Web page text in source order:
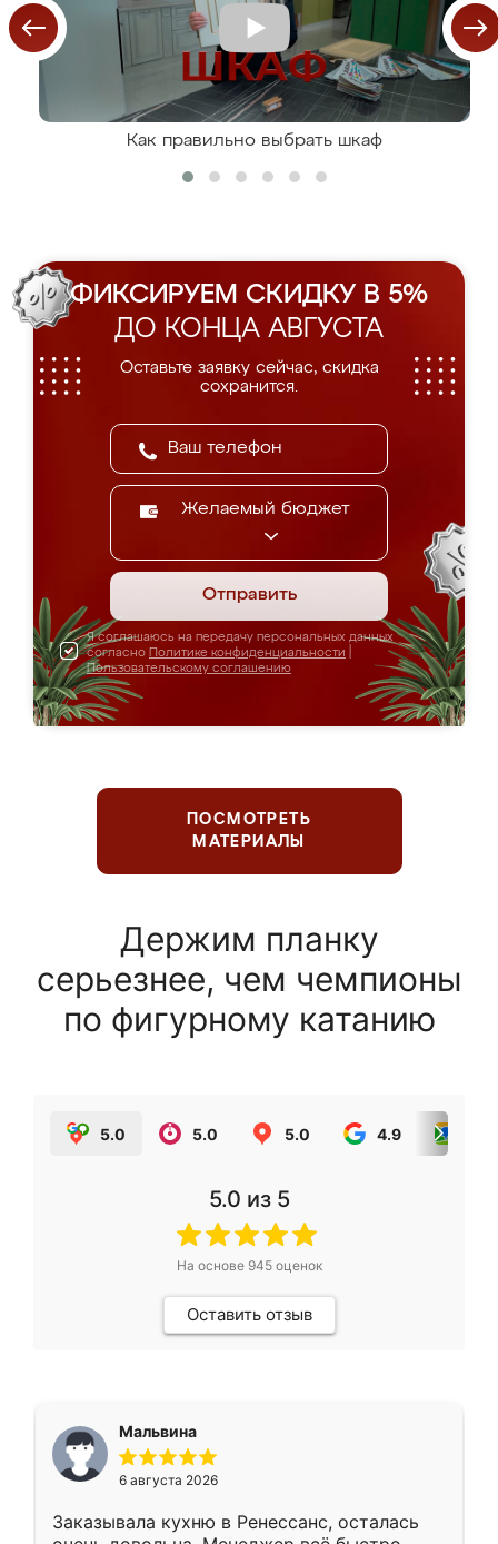
Как правильно выбрать шкаф
ФИКСИРУЕМ СКИДКУ В 5%
ДО КОНЦА АВГУСТА
Оставьте заявку сейчас, скидка
сохранится.
Желаемый бюджет
Отправить
Я соглашаюсь на передачу персональных данных
согласно Политике конфиденциальности
Пользовательскому соглашению
ПОСМОТРЕТЬ
МАТЕРИАЛЫ
Держим планку
серьезнее, чем чемпионы
по фигурному катанию
5.0 5.0 5.0 4.9
5.0 из 5
На основе 945оценок
Оставить отзыв
Мальвина
6 августа 2026
Заказывала кухню в Ренессанс, осталась